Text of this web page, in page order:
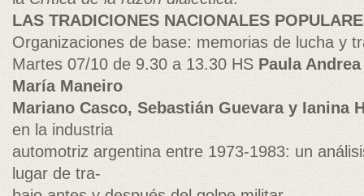
LAS TRADICIONES NACIONALES
Organizaciones de base: memorias de lucha y
Martes 07/10 de 9.30 a 13.30 HSPaula
María Maneiro
Mariano Casco, Sebastián Guevara y Ianina
en la industria
automotriz argentina entre 1973-1983: un
lugar de tra-